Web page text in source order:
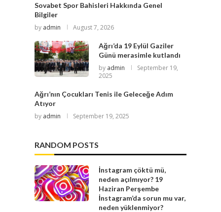
Sovabet Spor Bahisleri Hakkında Genel
Bilgiler
by admin August 7, 2026
Ağrı’da 19 Eylül Gaziler
Günü merasimle kutlandı
by admin
September 19,
2025
Ağrı’nın Çocukları Tenis ile Geleceğe Adım
Atıyor
by admin September 19, 2025
RANDOM POSTS
İnstagram çöktü mü,
neden açılmıyor? 19
Haziran Perşembe
İnstagram’da sorun mu var,
neden yüklenmiyor?